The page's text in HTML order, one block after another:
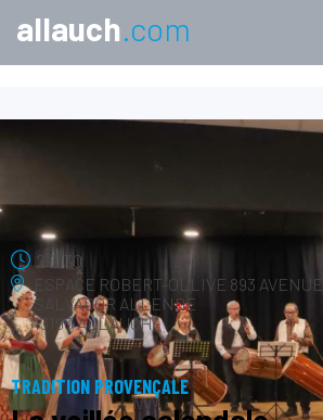
allauch.com
20
20:30
ESPACE ROBERT-OLLIVE 893 AVENUE
SALVADOR ALLENDE
13190 ALLAUCH
TRADITION PROVENÇALE